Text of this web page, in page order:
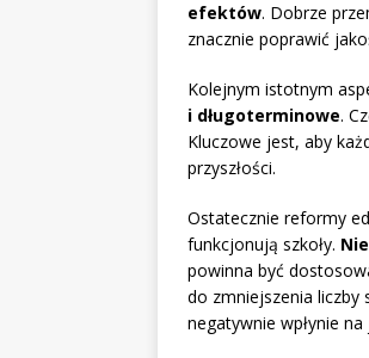
efektów. Dobrze
znacznie poprawić
Kolejnym istotnym
i długoterminowe.
Kluczowe jest, aby
przyszłości.
Ostatecznie reformy
funkcjonują szkoły.
powinna być
do zmniejszenia liczby
negatywnie wpłynie